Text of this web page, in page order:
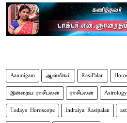
Aanmigam ஆன்மிகம் RasiPalan
இன்றைய ராசிபலன் ராசிபலன் Astrology
Todays Horoscope Indraiya Rasipalan